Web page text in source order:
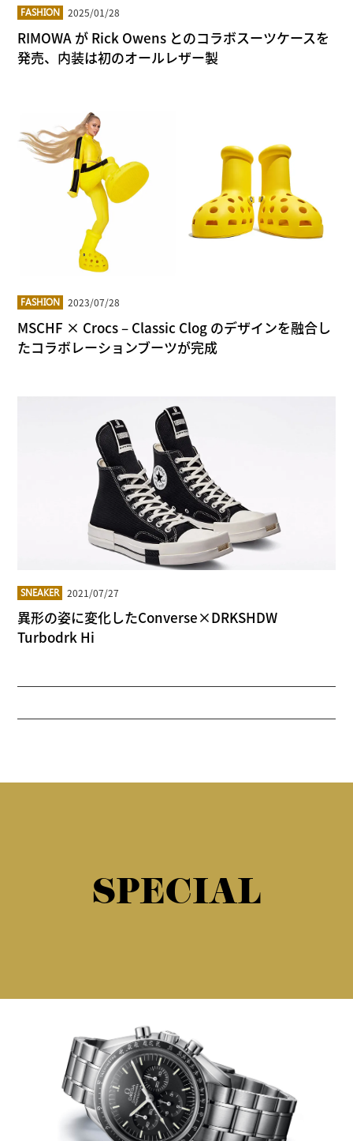
FASHION 2025/01/28
RIMOWA が Rick Owens とのコラボスーツケースを
発売、内装は初のオールレザー製
FASHION 2023/07/28
MSCHF × Crocs – Classic Clog のデザインを融合し
たコラボレーションブーツが完成
SNEAKER 2021/07/27
異形の姿に変化したConverse×DRKSHDW
Turbodrk Hi
SPECIAL